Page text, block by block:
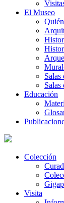
El Museo
Salas
Salas
Educación
Colección
Visita